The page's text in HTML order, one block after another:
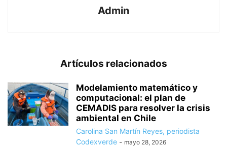
Admin
Artículos relacionados
Modelamiento matemático y
computacional: el plan de
CEMADIS para resolver la crisis
ambiental en Chile
Carolina San Martín Reyes, periodista
Codexverde - mayo 28, 2026